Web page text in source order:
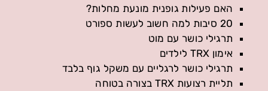
האם פעילות גופנית מונעת מחלות?
20 סיבות למה חשוב לעשות ספורט
תרגילי כושר עם מוט
אימון TRX לילדים
תרגילי כושר לרגליים עם משקל גוף בלבד
תליית רצועות TRX בצורה בטוחה